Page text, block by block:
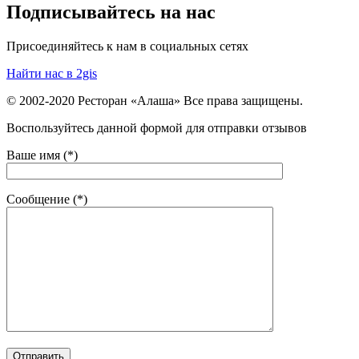
Подписывайтесь на нас
Присоединяйтесь к нам в социальных сетях
Найти нас в 2gis
© 2002-2020 Ресторан «Алаша» Все права защищены.
Воспользуйтесь данной формой для отправки отзывов
Ваше имя (*)
Сообщение (*)